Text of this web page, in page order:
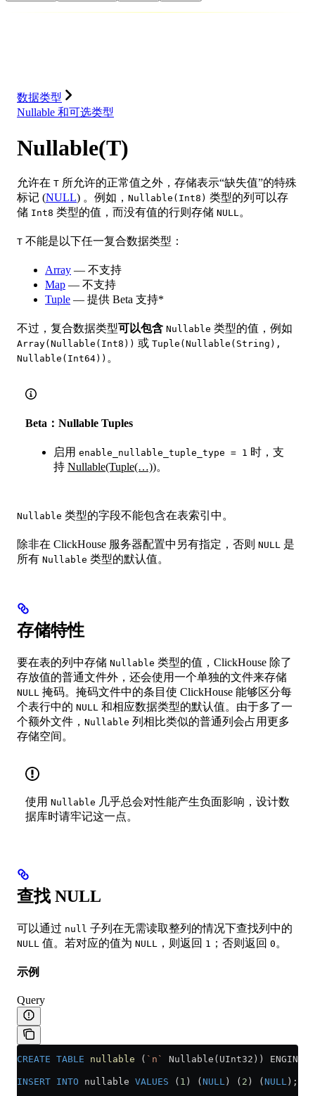
数据类型
Nullable 和可选类型
Nullable(T)
允许在 T 所允许的正常值之外，存储表示“缺失值”的特殊
标记 (NULL) 。例如， Nullable(Int8) 类型的列可以存
储 Int8 类型的值，而没有值的行则存储 NULL。
T 不能是以下任一复合数据类型：
Array — 不支持
Map — 不支持
Tuple — 提供 Beta 支持*
不过，复合数据类型可以包含 Nullable 类型的值，例如
Array(Nullable(Int8)) 或 Tuple(Nullable(String),
Nullable(Int64)) 。
Beta：Nullable Tuples
启用 enable_nullable_tuple_type = 1 时，支
持 Nullable(Tuple(…))。
Nullable 类型的字段不能包含在表索引中。
除非在 ClickHouse 服务器配置中另有指定，否则 NULL 是
所有 Nullable 类型的默认值。
存储特性
要在表的列中存储 Nullable 类型的值，ClickHouse 除了
存放值的普通文件外，还会使用一个单独的文件来存储
NULL 掩码。掩码文件中的条目使 ClickHouse 能够区分每
个表行中的 NULL 和相应数据类型的默认值。由于多了一
个额外文件， Nullable 列相比类似的普通列会占用更多
存储空间。
使用 Nullable 几乎总会对性能产生负面影响，设计数
据库时请牢记这一点。
查找 NULL
可以通过 null 子列在无需读取整列的情况下查找列中的
NULL 值。若对应的值为 NULL ，则返回 1 ；否则返回 0 。
示例
Query
CREATE TABLE nullable ( `n` Nullable(UInt32)) ENGINE
INSERT INTO nullable VALUES ( 1 ) ( NULL ) ( 2 ) ( NULL );